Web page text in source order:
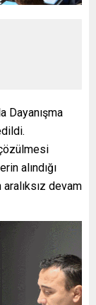
Dayanışma
alındığı
devam